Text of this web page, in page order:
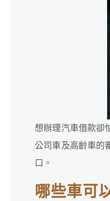
想辦理汽車借款卻
公司車及高齡車的
口。
哪些車可